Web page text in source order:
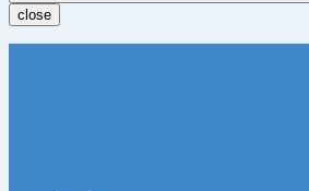
close